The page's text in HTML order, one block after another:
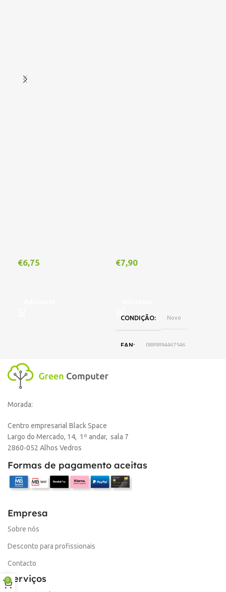
€6,75 €7,90
CONDIÇÃO Novo
EAN 0889894467546
MARCA
Morada:
Centro empresarial Black Space
Largo do Mercado, 14, 1º andar, sala 7
2860-052 Alhos Vedros
Formas de pagamento aceitas
Empresa
Sobre nós
Desconto para profissionais
Contacto
Serviços
0